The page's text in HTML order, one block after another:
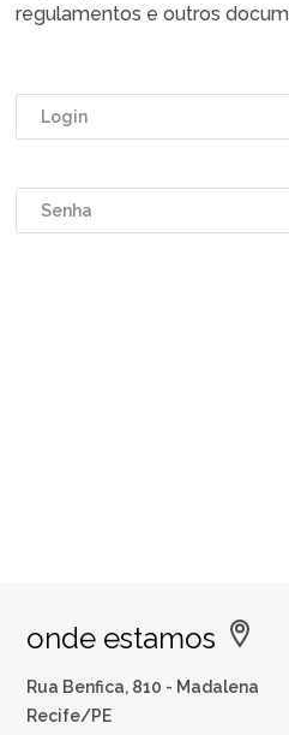
regulamentos e outros
onde estamos
Rua Benfica, 810 - Madalena
Recife/PE